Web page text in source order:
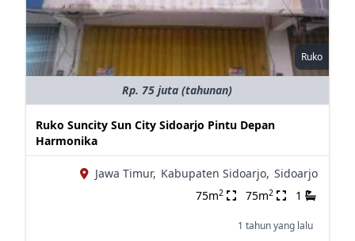
Ruko
Rp. 75 juta (tahunan)
Ruko Suncity Sun City Sidoarjo Pintu Depan
Harmonika
Jawa Timur, Kabupaten Sidoarjo, Sidoarjo
75m2 75m2 1
1 tahun yang lalu